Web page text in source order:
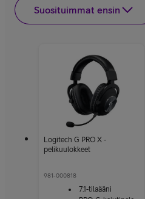
Suosituimmat ensin
Logitech G PRO X -
pelikuulokkeet
981-000818
7.1-tilaääni